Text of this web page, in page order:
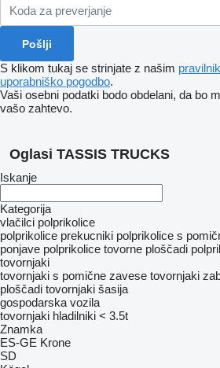
S klikom tukaj se strinjate z našim
uporabniško pogodbo.
Vaši osebni podatki bodo obdelani, da bo
vašo zahtevo.
Oglasi TASSIS TRUCKS
Iskanje
Kategorija
vlačilci polprikolice
polprikolice prekucniki polprikolice s
ponjave polprikolice tovorne ploščadi
tovornjaki
tovornjaki s pomične zavese tovornjaki
ploščadi tovornjaki šasija
gospodarska vozila
tovornjaki hladilniki < 3.5t
Znamka
ES-GE Krone
SD